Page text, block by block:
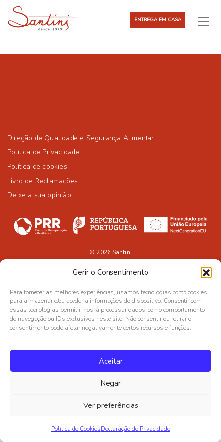
Gerir o Consentimento
Para fornecer as melhores experiências, usamos tecnologias como cookies
para armazenar e/ou aceder a informações do dispositivo. Consentir com
essas tecnologias permitir-nos-á processar dados, como comportamento
de navegação ou IDs exclusivos neste site. Não consentir ou retirar o
consentimento pode afetar negativamente certos recursos e funções.
Aceitar
Negar
Ver preferências
Política de CookiesDeclaração de Privacidade
ENTREGA EM CASA
Direção de Qualidade e Segurança Alimentar
Política de Privacidade
Política de cookies
Livro de Reclamações
Deixe a sua opinião
© 2026 Santini